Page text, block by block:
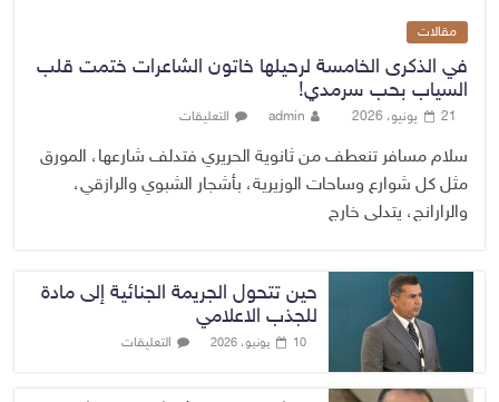
مقالات
في الذكرى الخامسة لرحيلها خاتون الشاعرات ختمت قلب
السياب بحب سرمدي!
21 يونيو، 2026 admin التعليقات
سلام مسافر تنعطف من ثانوية الحريري فتدلف شارعها، المورق
مثل كل شوارع وساحات الوزيرية، بأشجار الشبوي والرازقي،
والرارانج، يتدلى خارج
حين تتحول الجريمة الجنائية إلى مادة
للجذب الاعلامي
10 يونيو، 2026 التعليقات